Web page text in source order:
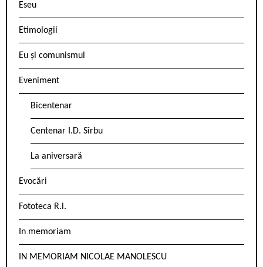
Eseu
Etimologii
Eu și comunismul
Eveniment
Bicentenar
Centenar I.D. Sîrbu
La aniversară
Evocări
Fototeca R.l.
In memoriam
IN MEMORIAM NICOLAE MANOLESCU